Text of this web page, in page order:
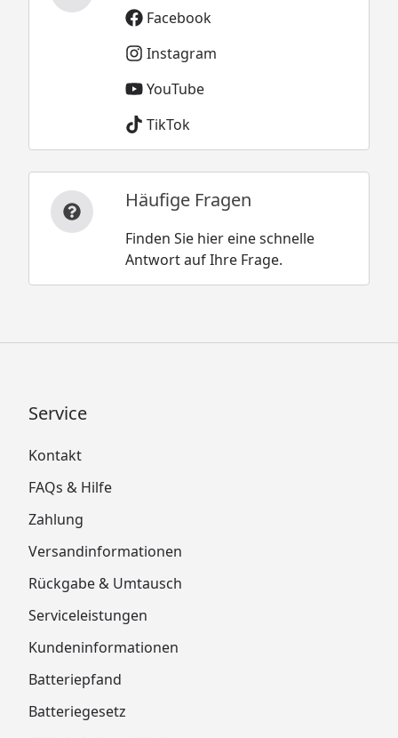
Facebook
Instagram
YouTube
TikTok
Häufige Fragen
Finden Sie hier eine schnelle
Antwort auf Ihre Frage.
Service
Kontakt
FAQs & Hilfe
Zahlung
Versandinformationen
Rückgabe & Umtausch
Serviceleistungen
Kundeninformationen
Batteriepfand
Batteriegesetz